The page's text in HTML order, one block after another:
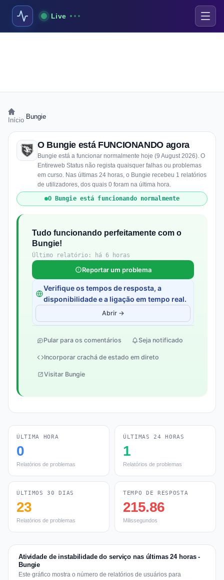
Live
Início Bungie
O Bungie está FUNCIONANDO agora
Bungie está a funcionar normalmente hoje (9 August 2026). O
Entireweb Status não regista quaisquer falhas ou problemas
em curso. Nas últimas 24 horas, o Bungie recebeu 1 relatórios
de utilizadores, dos quais 0 foram na última hora.
O Bungie está funcionando normalmente
Tudo funcionando perfeitamente com o
Bungie!
Último relatório: há 6 horas
Reportar um problema
Verifique os tempos de resposta, a
disponibilidade e a ligação em tempo real.
Abrir →
Pular para os comentários Seja notificado
Incorporar crachá de estado em direto
Visitar Bungie
ÚLTIMA HORA
0
Relatórios de problemas
ÚLTIMAS 24 HORAS
1
Relatórios de problemas
ÚLTIMOS 30 DIAS
23
Relatórios de problemas
TEMPO DE RESPOSTA
215.86
Milissegundos
Atividade de instabilidade do serviço nas últimas 24 horas -
Bungie
Este gráfico mostra o número de relatórios de usuários para